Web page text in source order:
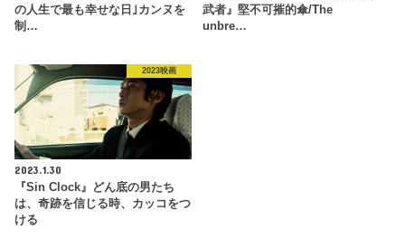
の人生で最も幸せな日｣カンヌを
制…
武者』堅不可摧的傘/The
unbre…
2023映画
2023.1.30
『Sin Clock』どん底の男たち
は、奇跡を信じる時、カッコをつ
ける